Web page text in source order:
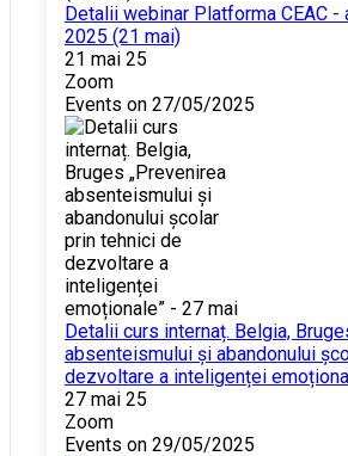
Detalii webinar Platforma CEAC -
2025 (21 mai)
21 mai 25
Zoom
Events on 27/05/2025
Detalii curs internaț. Belgia,
absenteismului și abandonului
dezvoltare a inteligenței
27 mai 25
Zoom
Events on 29/05/2025